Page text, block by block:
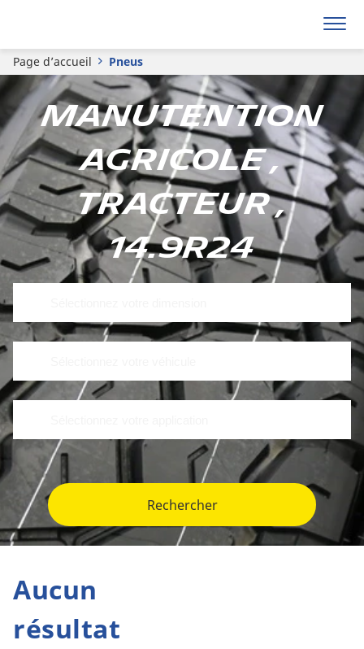
Page d’accueil Pneus
Manutention
agricole ,
Tracteur ,
14.9R24
Rechercher
Aucun
résultat